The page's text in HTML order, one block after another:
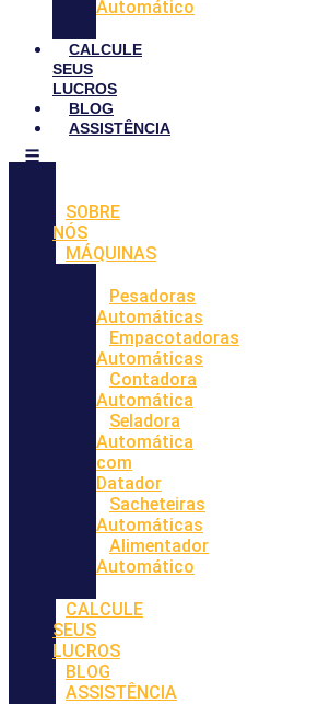
Automático
CALCULE
SEUS
LUCROS
BLOG
ASSISTÊNCIA
SOBRE
NÓS
MÁQUINAS
Pesadoras
Automáticas
Empacotadoras
Automáticas
Contadora
Automática
Seladora
Automática
com
Datador
Sacheteiras
Automáticas
Alimentador
Automático
CALCULE
SEUS
LUCROS
BLOG
ASSISTÊNCIA